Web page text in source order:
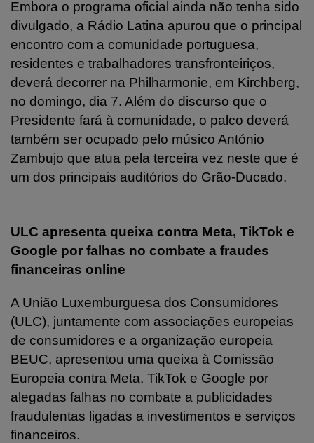
Embora o programa oficial ainda não tenha sido
divulgado, a Rádio Latina apurou que o principal
encontro com a comunidade portuguesa,
residentes e trabalhadores transfronteiriços,
deverá decorrer na Philharmonie, em Kirchberg,
no domingo, dia 7. Além do discurso que o
Presidente fará à comunidade, o palco deverá
também ser ocupado pelo músico António
Zambujo que atua pela terceira vez neste que é
um dos principais auditórios do Grão-Ducado.
ULC apresenta queixa contra Meta, TikTok e
Google por falhas no combate a fraudes
financeiras online
A União Luxemburguesa dos Consumidores
(ULC), juntamente com associações europeias
de consumidores e a organização europeia
BEUC, apresentou uma queixa à Comissão
Europeia contra Meta, TikTok e Google por
alegadas falhas no combate a publicidades
fraudulentas ligadas a investimentos e serviços
financeiros.